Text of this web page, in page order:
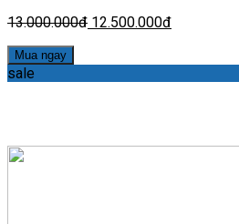
13.000.000đ 12.500.000đ
Mua ngay
sale